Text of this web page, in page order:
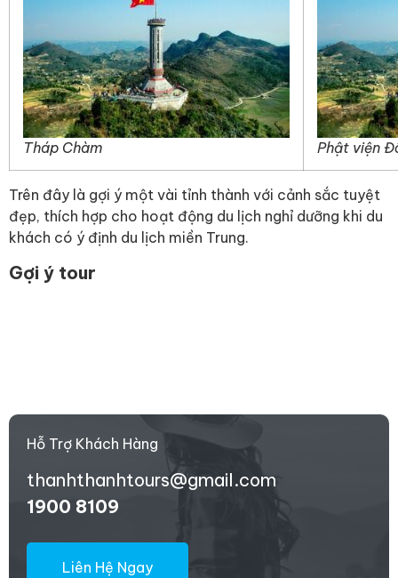
Tháp Chàm Phật viện
Trên đây là gợi ý một vài tỉnh thành với cảnh sắc tuyệt
đẹp, thích hợp cho hoạt động du lịch nghỉ dưỡng khi du
khách có ý định du lịch miền Trung.
Gợi ý tour
Hỗ Trợ Khách Hàng
thanhthanhtours@gmail.com
1900 8109
Liên Hệ Ngay